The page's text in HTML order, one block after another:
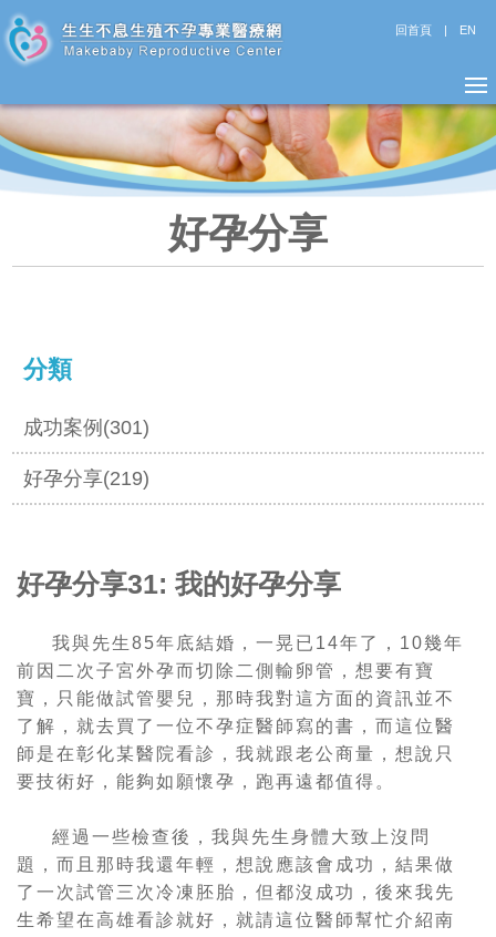
回首頁| EN
好孕分享
分類
成功案例(301)
好孕分享(219)
好孕分享31: 我的好孕分享
我與先生85年底結婚，一晃已 14年了， 10幾年
前因二次子宮外孕而切除二側輸卵管，想要有寶
寶，只能做試管嬰兒，那時我對這方面的資訊並不
了解，就去買了一位不孕症醫師寫的書，而這位醫
師是在彰化某醫院看診，我就跟老公商量，想說只
要技術好，能夠如願懷孕，跑再遠都值得 。
經過一些檢查後，我與先生身體大致上沒問
題，而且那時我還年輕，想說應該會成功，結果做
了一次試管三次冷凍胚胎，但都沒成功，後來我先
生希望在高雄看診就好，就請這位醫師幫忙介紹南